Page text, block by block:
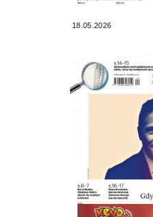
18.05.2026